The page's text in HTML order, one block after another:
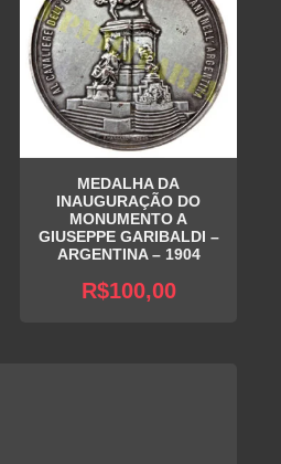
MEDALHA DA
INAUGURAÇÃO DO
MONUMENTO A
GIUSEPPE GARIBALDI –
ARGENTINA – 1904
R$100,00